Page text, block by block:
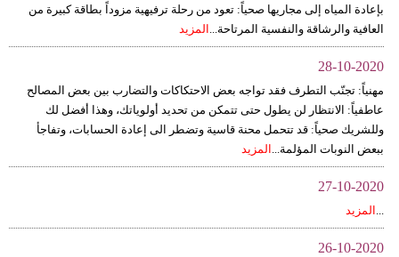
بإعادة المياه إلى مجاريها صحياً: تعود من رحلة ترفيهية مزوداً بطاقة كبيرة من
العافية والرشاقة والنفسية المرتاحة... المزيد
28-10-2020
مهنياً: تجنّب التطرف فقد تواجه بعض الاحتكاكات والتضارب بين بعض المصالح
عاطفياً: الانتظار لن يطول حتى تتمكن من تحديد أولوياتك، وهذا أفضل لك
وللشريك صحياً: قد تتحمل محنة قاسية وتضطر الى إعادة الحسابات، وتفاجأ
ببعض النوبات المؤلمة... المزيد
27-10-2020
... المزيد
26-10-2020